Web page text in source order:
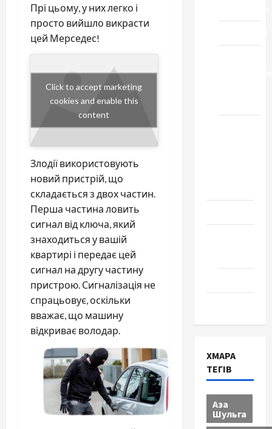
Прі цьому, у них легко і
просто вийшло викрасти
цей Мерседес!
Click to accept marketing
cookies and enable this
content
Злодії використовують
новий пристрій, що
складається з двох частин.
Перша частина ловить
сигнал від ключа, який
знаходиться у вашій
квартирі і передає цей
сигнал на другу частину
пристрою. Сигналізація не
спрацьовує, оскільки
вважає, що машину
відкриває володар.
ХМАРА
ТЕГІВ
Аза
Шульга